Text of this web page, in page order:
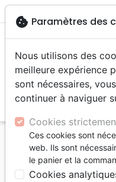
menu
Accueil Bibles
Bible Nouvelle
illustrée, sans
cookie Paramètres des
Nous utilisons des
meilleure expérience
sont nécessaires,
continuer à naviguer
Cookies
Ces cookies sont
web. Ils sont
le panier et la
Cookies